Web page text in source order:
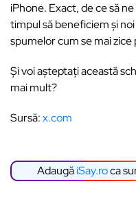
iPhone. Exact, de ce să
timpul să beneficiem și
spumelor cum se mai zice
Și voi așteptați această
mai mult?
Sursă:x.com
AdaugăiSay.roca